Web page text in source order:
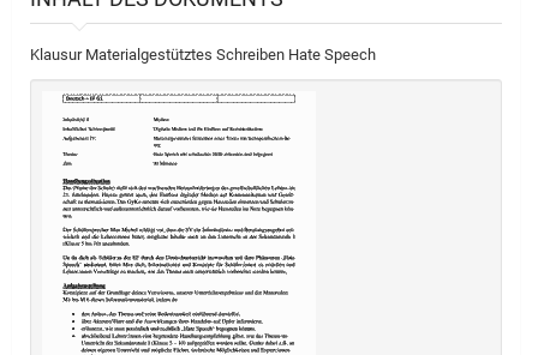
Klausur Materialgestütztes Schreiben Hate Speech